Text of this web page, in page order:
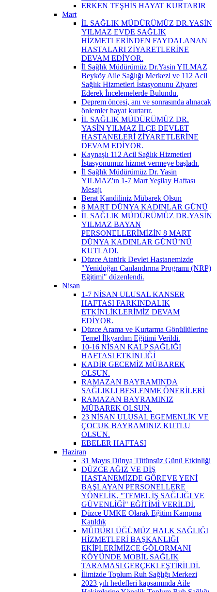
ERKEN TEŞHİS HAYAT KURTARIR
Mart
İL SAĞLIK MÜDÜRÜMÜZ DR.YASİN
YILMAZ EVDE SAĞLIK
HİZMETLERİNDEN FAYDALANAN
HASTALARI ZİYARETLERİNE
DEVAM EDİYOR.
İl Sağlık Müdürümüz Dr.Yasin YILMAZ
Beyköy Aile Sağlığı Merkezi ve 112 Acil
Sağlık Hizmetleri İstasyonunu Ziyaret
Ederek İncelemelerde Bulundu.
Deprem öncesi, anı ve sonrasında alınacak
önlemler hayat kurtarır.
İL SAĞLIK MÜDÜRÜMÜZ DR.
YASİN YILMAZ İLÇE DEVLET
HASTANELERİ ZİYARETLERİNE
DEVAM EDİYOR.
Kaynaşlı 112 Acil Sağlık Hizmetleri
İstasyonumuz hizmet vermeye başladı.
İl Sağlık Müdürümüz Dr. Yasin
YILMAZ'ın 1-7 Mart Yeşilay Haftası
Mesajı
Berat Kandiliniz Mübarek Olsun
8 MART DÜNYA KADINLAR GÜNÜ
İL SAĞLIK MÜDÜRÜMÜZ DR.YASİN
YILMAZ BAYAN
PERSONELLERİMİZİN 8 MART
DÜNYA KADINLAR GÜNÜ’NÜ
KUTLADI.
Düzce Atatürk Devlet Hastanemizde
"Yenidoğan Canlandırma Programı (NRP)
Eğitimi" düzenlendi.
Nisan
1-7 NİSAN ULUSAL KANSER
HAFTASI FARKINDALIK
ETKİNLİKLERİMİZ DEVAM
EDİYOR.
Düzce Arama ve Kurtarma Gönüllülerine
Temel İlkyardım Eğitimi Verildi.
10-16 NİSAN KALP SAĞLIĞI
HAFTASI ETKİNLİĞİ
KADİR GECEMİZ MÜBAREK
OLSUN.
RAMAZAN BAYRAMINDA
SAĞLIKLI BESLENME ÖNERİLERİ
RAMAZAN BAYRAMINIZ
MÜBAREK OLSUN.
23 NİSAN ULUSAL EGEMENLİK VE
ÇOCUK BAYRAMINIZ KUTLU
OLSUN.
EBELER HAFTASI
Haziran
31 Mayıs Dünya Tütünsüz Günü Etkinliği
DÜZCE AĞIZ VE DİŞ
HASTANEMİZDE GÖREVE YENİ
BAŞLAYAN PERSONELLERE
YÖNELİK, "TEMEL İŞ SAĞLIĞI VE
GÜVENLİĞİ" EĞİTİMİ VERİLDİ.
Düzce UMKE Olarak Eğitim Kampına
Katıldık
MÜDÜRLÜĞÜMÜZ HALK SAĞLIĞI
HİZMETLERİ BAŞKANLIĞI
EKİPLERİMİZCE GÖLORMANI
KÖYÜNDE MOBİL SAĞLIK
TARAMASI GERÇEKLEŞTİRİLDİ.
İlimizde Toplum Ruh Sağlığı Merkezi
2023 yılı hedefleri kapsamında Aile